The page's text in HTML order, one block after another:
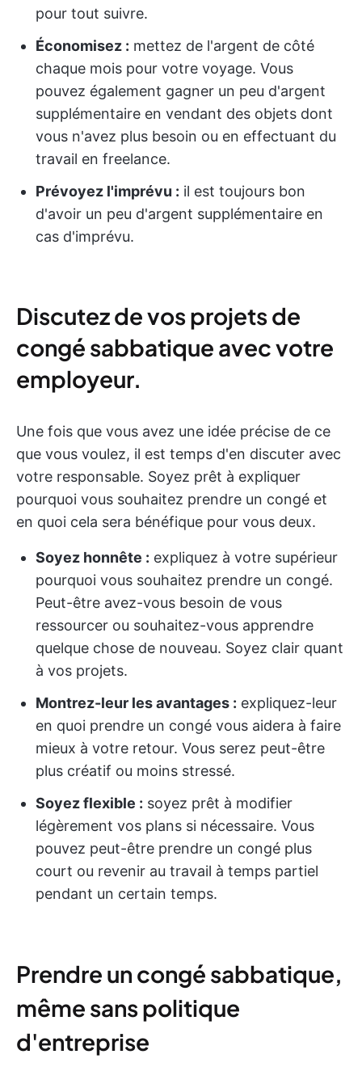
pour tout suivre.
Économisez : mettez de l'argent de côté
chaque mois pour votre voyage. Vous
pouvez également gagner un peu d'argent
supplémentaire en vendant des objets dont
vous n'avez plus besoin ou en effectuant du
travail en freelance.
Prévoyez l'imprévu : il est toujours bon
d'avoir un peu d'argent supplémentaire en
cas d'imprévu.
Discutez de vos projets de
congé sabbatique avec votre
employeur.
Une fois que vous avez une idée précise de ce
que vous voulez, il est temps d'en discuter avec
votre responsable. Soyez prêt à expliquer
pourquoi vous souhaitez prendre un congé et
en quoi cela sera bénéfique pour vous deux.
Soyez honnête : expliquez à votre supérieur
pourquoi vous souhaitez prendre un congé.
Peut-être avez-vous besoin de vous
ressourcer ou souhaitez-vous apprendre
quelque chose de nouveau. Soyez clair quant
à vos projets.
Montrez-leur les avantages : expliquez-leur
en quoi prendre un congé vous aidera à faire
mieux à votre retour. Vous serez peut-être
plus créatif ou moins stressé.
Soyez flexible : soyez prêt à modifier
légèrement vos plans si nécessaire. Vous
pouvez peut-être prendre un congé plus
court ou revenir au travail à temps partiel
pendant un certain temps.
Prendre un congé sabbatique,
même sans politique
d'entreprise